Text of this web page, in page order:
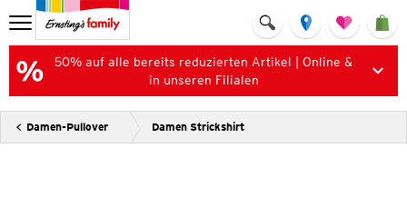
50% auf alle bereits reduzierten Artikel | Online &
in unseren Filialen
Damen-Pullover Damen Strickshirt